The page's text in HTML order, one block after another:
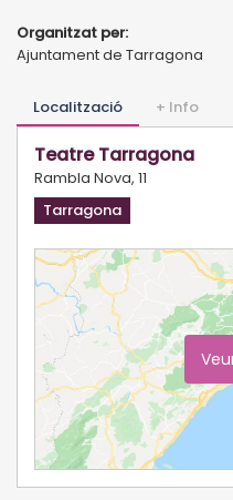
Organitzat per:
Ajuntament de Tarragona
Localització + Info
Teatre Tarragona
Rambla Nova, 11
Tarragona